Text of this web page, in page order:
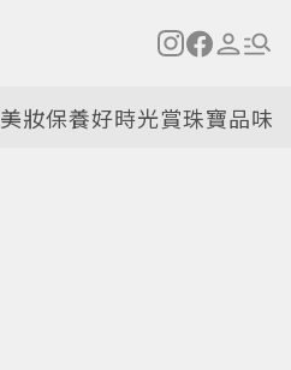
美妝保養好時光賞珠寶品味